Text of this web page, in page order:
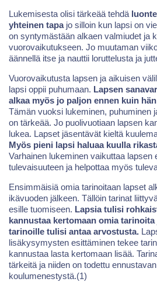
Lukemisesta olisi tärkeää tehdä
yhteinen tapajo silloin kun lapsi on
on syntymästään alkaen valmiudet ja
vuorovaikutukseen. Jo muutaman
äännellä itse ja nauttii loruttelusta ja
Vuorovaikutusta lapsen ja aikuisen
lapsi oppii puhumaan. Lapsen
alkaa myös jo paljon ennen kuin
Tämän vuoksi lukeminen, puhuminen
on tärkeää. Jo puolivuotiaan lapsen
lukea. Lapset jäsentävät kieltä
Myös pieni lapsi haluaa kuulla
Varhainen lukeminen vaikuttaa lapsen
tulevaisuuteen ja helpottaa myös
Ensimmäisiä omia tarinoitaan lapset
ikävuoden jälkeen. Tällöin tarinat
esille tuomiseen. Lapsia tulisi
kannustaa kertomaan omia
tarinoille tulisi antaa arvostusta.
lisäkysymysten esittäminen tekee
kannustaa lasta kertomaan lisää.
tärkeitä ja niiden on todettu
koulumenestystä.(1)